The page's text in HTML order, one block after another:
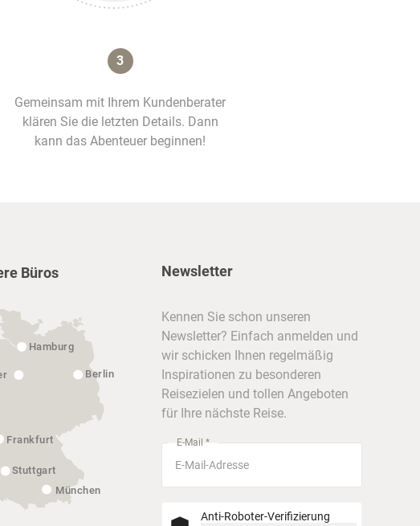
3
Gemeinsam mit Ihrem Kundenberater
klären Sie die letzten Details. Dann
kann das Abenteuer beginnen!
Büros
Hamburg
Berlin
Frankfurt
Stuttgart
München
Newsletter
Kennen Sie schon unseren
Newsletter? Einfach anmelden und
wir schicken Ihnen regelmäßig
Inspirationen zu besonderen
Reisezielen und tollen Angeboten
für Ihre nächste Reise.
E-Mail *
Anti-Roboter-Verifizierung